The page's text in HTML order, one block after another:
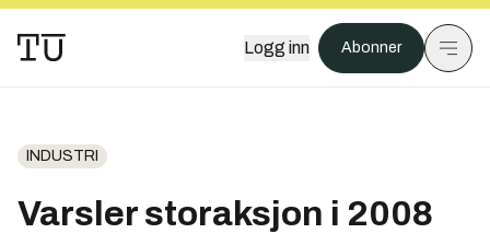
Logg inn Abonner
INDUSTRI
Varsler storaksjon i 2008